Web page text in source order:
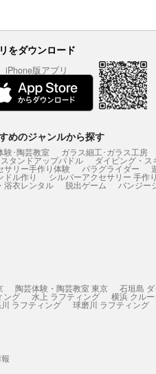
をダウンロード
iPhone版アプリ
めのジャンルから探す
験･陶芸教室 ガラス細工･ガラス工房
タンドアップパドル ダイビング・
サリー手作り体験 パラグライダー
ドル作り シルバーアクセサリー 手作
浴衣レンタル 脱出ゲーム バンジー
陶芸体験・陶芸教室 東京 石垣島
ング 水上 ラフティング 横浜 クル
川 ラフティング 球磨川 ラフティング